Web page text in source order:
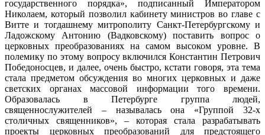
государственного порядка», подписанный Императором
Николаем, который позволил кабинету министров во главе с
Витте и тогдашнему митрополиту Санкт-Петербургскому и
Ладожскому Антонию (Вадковскому) поставить вопрос о
церковных преобразованиях на самом высоком уровне. В
полемику по этому вопросу включился Константин Петрович
Победоносцев, и далее, очень быстро, кстати говоря, эта тема
стала предметом обсуждения во многих церковных и даже
светских органах массовой информации того времени.
Образовалась в Петербурге группа людей,
священнослужителей – называлась она «Группой 32-х
столичных священников», – которая стала разрабатывать
проекты церковных преобразований для предстоящего